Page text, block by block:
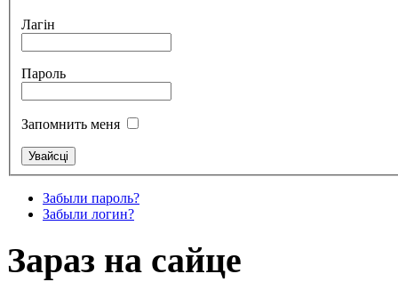
Лагін
Пароль
Запомнить меня
Забыли пароль?
Забыли логин?
Зараз на сайце